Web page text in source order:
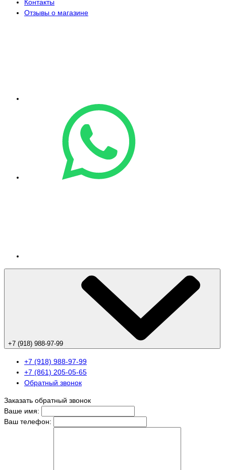
Контакты
Отзывы о магазине
+7 (918) 988-97-99
+7 (918) 988-97-99
+7 (861) 205-05-65
Обратный звонок
Заказать обратный звонок
Ваше имя:
Ваш телефон: